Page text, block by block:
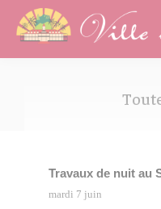
Travaux de nuit au
mardi 7 juin
Cookies management panel